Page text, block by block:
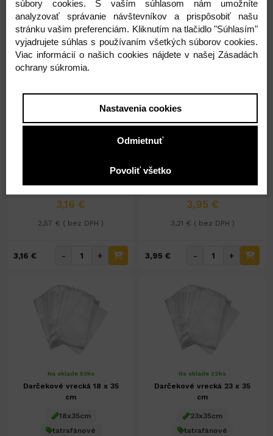
3,16 €
2,57 € ( bez DPH )
3,16 € - +
Na sklade 30ks
3,95 €
3,21 € ( bez DPH )
3,95 € - +
Na sklade 53ks
Darčekové vrecká 18 x 35
cm
18x35cm
tatrafánové
Na sklade 32ks
Darčekové vrecká 23 x 35
cm
23x35cm
tatrafánové
súbory cookies. S vaším súhlasom nám umožníte
analyzovať správanie návštevníkov a prispôsobiť našu
stránku vašim preferenciám. Kliknutím na tlačidlo "Súhlasím"
vyjadrujete súhlas s používaním všetkých súborov cookies.
Viac informácií o našich cookies nájdete v našej Zásadách
ochrany súkromia.
Nastavenia cookies
Odmietnuť
Povoliť všetko